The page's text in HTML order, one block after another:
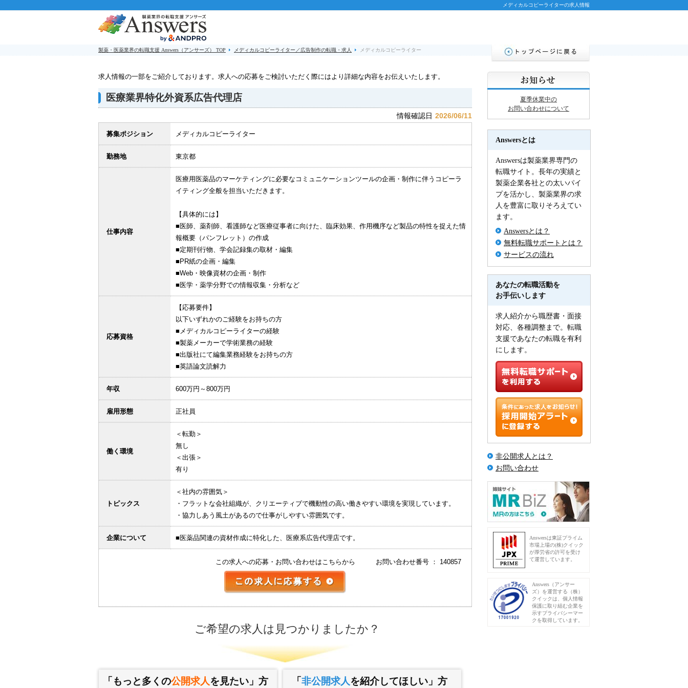
メディカルコピーライターの求人情報
製薬・医薬業界の転職支援 Answers（アンサーズ） TOP メディカルコピーライター／広告制作の転職・求人 メディカルコピーライター
求人情報の一部をご紹介しております。求人への応募をご検討いただく際にはより詳細な内容をお伝えいたします。
医療業界特化外資系広告代理店
情報確認日 2026/06/11
募集ポジション メディカルコピーライター
勤務地 東京都
仕事内容
医療用医薬品のマーケティングに必要なコミュニケーションツールの企画・制作に伴うコピーラ
イティング全般を担当いただきます。
【具体的には】
■医師、薬剤師、看護師など医療従事者に向けた、臨床効果、作用機序など製品の特性を捉えた情
報概要（パンフレット）の作成
■定期刊行物、学会記録集の取材・編集
■PR紙の企画・編集
■Web・映像資材の企画・制作
■医学・薬学分野での情報収集・分析など
応募資格
【応募要件】
以下いずれかのご経験をお持ちの方
■メディカルコピーライターの経験
■製薬メーカーで学術業務の経験
■出版社にて編集業務経験をお持ちの方
■英語論文読解力
年収 600万円～800万円
雇用形態 正社員
働く環境
＜転勤＞
無し
＜出張＞
有り
トピックス
＜社内の雰囲気＞
・フラットな会社組織が、クリエーティブで機動性の高い働きやすい環境を実現しています。
・協力しあう風土があるので仕事がしやすい雰囲気です。
企業について ■医薬品関連の資材作成に特化した、医療系広告代理店です。
お問い合わせ番号 ： 140857
この求人への応募・お問い合わせはこちらから
ご希望の求人は見つかりましたか？
「もっと多くの公開求人を見たい」方 「 非公開求人 を紹介してほしい」方
夏季休業中の
お問い合わせについて
Answersとは
Answersは製薬業界専門の
転職サイト。長年の実績と
製薬企業各社との太いパイ
プを活かし、製薬業界の求
人を豊富に取りそろえてい
ます。
Answersとは？
無料転職サポートとは？
サービスの流れ
あなたの転職活動を
お手伝いします
求人紹介から職歴書・面接
対応、各種調整まで。転職
支援であなたの転職を有利
にします。
非公開求人とは？
お問い合わせ
Answersは東証プライム
市場上場の(株)クイック
が厚労省の許可を受け
て運営しています。
Answers（アンサー
ズ）を運営する（株）
クイックは、個人情報
保護に取り組む企業を
示すプライバシーマー
クを取得しています。